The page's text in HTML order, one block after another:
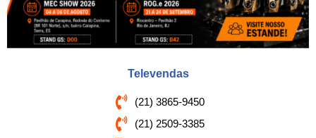
Televendas
(21) 3865-9450
(21) 2509-3385